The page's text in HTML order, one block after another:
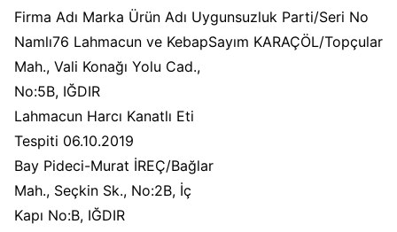
Firma Adı Marka Ürün Adı Uygunsuzluk Parti/Seri No
Namlı76 Lahmacun ve KebapSayım KARAÇÖL/Topçular
Mah., Vali Konağı Yolu Cad.,
No:5B, IĞDIR
Lahmacun Harcı Kanatlı Eti
Tespiti 06.10.2019
Bay Pideci-Murat İREÇ/Bağlar
Mah., Seçkin Sk., No:2B, İç
Kapı No:B, IĞDIR